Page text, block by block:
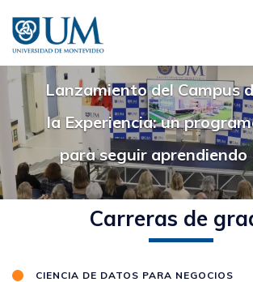
contenido
principal
Lanzamiento del Campus
la Experiencia: un
para seguir aprendiendo
Carreras de
CIENCIA DE DATOS PARA NEGOCIOS